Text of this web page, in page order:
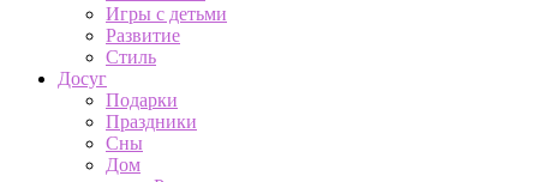
Игры с детьми
Развитие
Стиль
Досуг
Подарки
Праздники
Сны
Дом